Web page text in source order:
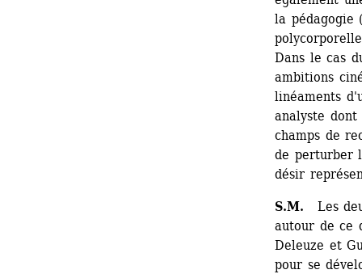
la pédagogie
Dans le cas
ambitions
linéaments
analyste
champs de
de perturber
désir
S.M.
Les
autour de ce
Deleuze et
pour se